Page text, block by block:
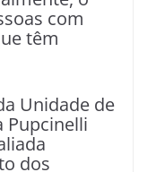
com
têm
Unidade de
Pupcinelli
dos